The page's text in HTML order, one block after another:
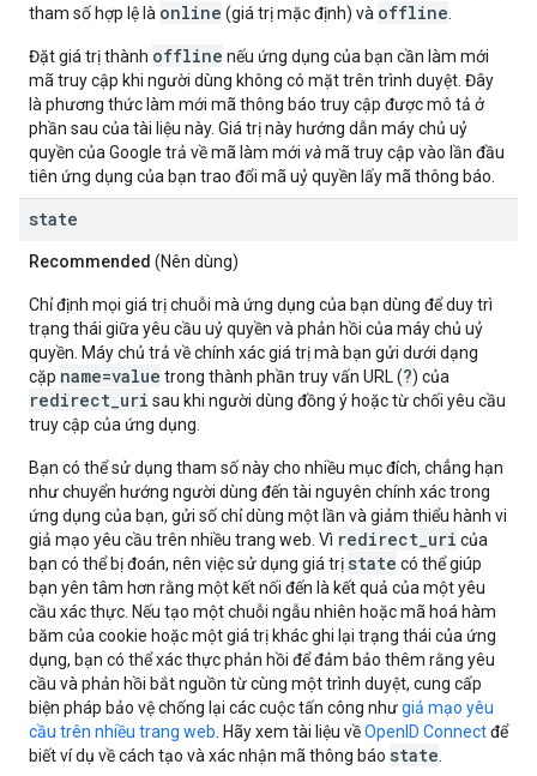
tham số hợp lệ là online (giá trị mặc định) và offline
Đặt giá trị thành offline nếu ứng dụng của bạn cần làm mới
mã truy cập khi người dùng không có mặt trên trình duyệt. Đây
là phương thức làm mới mã thông báo truy cập được mô tả ở
phần sau của tài liệu này. Giá trị này hướng dẫn máy chủ uỷ
quyền của Google trả về mã làm mới vàmã truy cập vào lần đầu
tiên ứng dụng của bạn trao đổi mã uỷ quyền lấy mã thông báo.
state
Recommended (Nên dùng)
Chỉ định mọi giá trị chuỗi mà ứng dụng của bạn dùng để duy trì
trạng thái giữa yêu cầu uỷ quyền và phản hồi của máy chủ uỷ
quyền. Máy chủ trả về chính xác giá trị mà bạn gửi dưới dạng
cặp name=value trong thành phần truy vấn URL (?) của
redirect_uri sau khi người dùng đồng ý hoặc từ chối yêu cầu
truy cập của ứng dụng.
Bạn có thể sử dụng tham số này cho nhiều mục đích, chẳng hạn
như chuyển hướng người dùng đến tài nguyên chính xác trong
ứng dụng của bạn, gửi số chỉ dùng một lần và giảm thiểu hành vi
giả mạo yêu cầu trên nhiều trang web. Vì redirect_uri của
bạn có thể bị đoán, nên việc sử dụng giá trị state có thể giúp
bạn yên tâm hơn rằng một kết nối đến là kết quả của một yêu
cầu xác thực. Nếu tạo một chuỗi ngẫu nhiên hoặc mã hoá hàm
băm của cookie hoặc một giá trị khác ghi lại trạng thái của ứng
dụng, bạn có thể xác thực phản hồi để đảm bảo thêm rằng yêu
cầu và phản hồi bắt nguồn từ cùng một trình duyệt, cung cấp
biện pháp bảo vệ chống lại các cuộc tấn công nhưgiả mạo yêu
cầu trên nhiều trang web . Hãy xem tài liệu vềOpenID Connectđể
biết ví dụ về cách tạo và xác nhận mã thông báo state